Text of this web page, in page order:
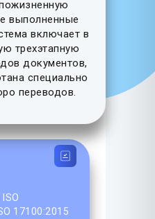
17100:2015
выполненные
включает в
трехэтапную
документов,
специально
переводов.